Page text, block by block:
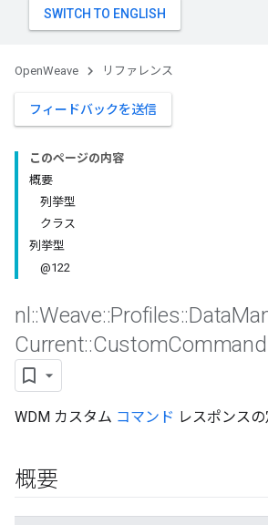
OpenWeave リファレンス
フィードバックを送信
このページの内容
概要
列挙型
クラス
列挙型
@122
nl ::Weave::Profiles::Data
Current::CustomCommand
WDM カスタム コマンド レスポンスの
概要